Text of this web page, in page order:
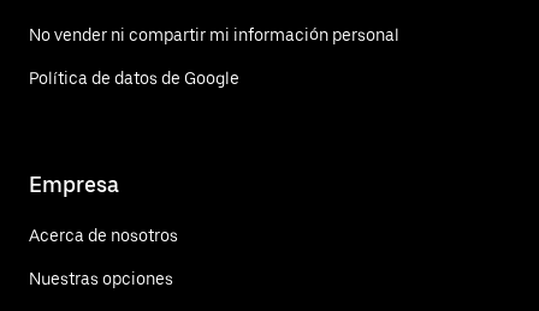
No vender ni compartir mi información personal
Política de datos de Google
Empresa
Acerca de nosotros
Nuestras opciones